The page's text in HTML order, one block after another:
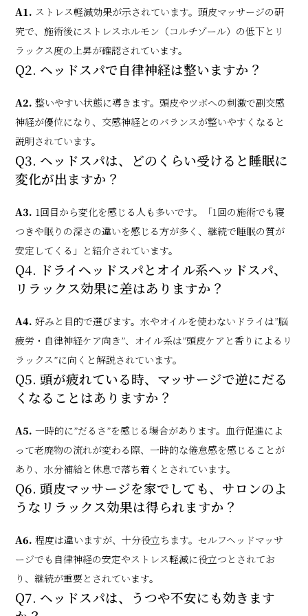
A1. ストレス軽減効果が示されています。頭皮マッサージの研
究で、施術後にストレスホルモン（コルチゾール）の低下とリ
ラックス度の上昇が確認されています。
Q2. ヘッドスパで自律神経は整いますか？
A2. 整いやすい状態に導きます。頭皮やツボへの刺激で副交感
神経が優位になり、交感神経とのバランスが整いやすくなると
説明されています。
Q3. ヘッドスパは、どのくらい受けると睡眠に
変化が出ますか？
A3. 1回目から変化を感じる人も多いです。「1回の施術でも寝
つきや眠りの深さの違いを感じる方が多く、継続で睡眠の質が
安定してくる」と紹介されています。
Q4. ドライヘッドスパとオイル系ヘッドスパ、
リラックス効果に差はありますか？
A4. 好みと目的で選びます。水やオイルを使わないドライは”脳
疲労・自律神経ケア向き”、オイル系は”頭皮ケアと香りによるリ
ラックス”に向くと解説されています。
Q5. 頭が疲れている時、マッサージで逆にだる
くなることはありますか？
A5. 一時的に”だるさ”を感じる場合があります。血行促進によ
って老廃物の流れが変わる際、一時的な倦怠感を感じることが
あり、水分補給と休息で落ち着くとされています。
Q6. 頭皮マッサージを家でしても、サロンのよ
うなリラックス効果は得られますか？
A6. 程度は違いますが、十分役立ちます。セルフヘッドマッサ
ージでも自律神経の安定やストレス軽減に役立つとされてお
り、継続が重要とされています。
Q7. ヘッドスパは、うつや不安にも効きます